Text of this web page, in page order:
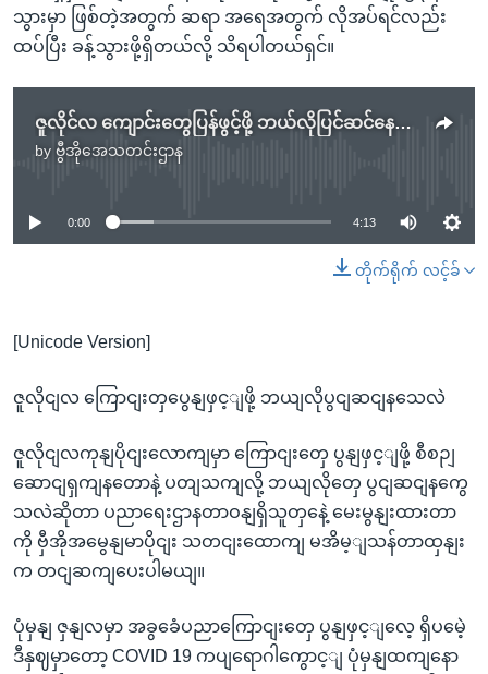
သွားမှာ ဖြစ်တဲ့အတွက် ဆရာ အရေအတွက် လိုအပ်ရင်လည်း
ထပ်ပြီး ခန့်သွားဖို့ရှိတယ်လို့ သိရပါတယ်ရှင်။
ဇူလိုင်လ ကျောင်းတွေပြန်ဖွင့်ဖို့ ဘယ်လိုပြင်ဆင်နေသလဲ
by ဗွီအိုအေသတင်းဌာန
No media source currently available
0:00 4:13
တိုက်ရိုက် လင့်ခ်
[Unicode Version]
ဇူလိုငျလ ကြောငျးတှပွေနျဖှင့ျဖို့ ဘယျလိုပွငျဆငျနသေလဲ
ဇူလိုငျလကုနျပိုငျးလောကျမှာ ကြောငျးတှေ ပွနျဖှင့ျဖို့ စီစဉျ
ဆောငျရှကျနတောနဲ့ ပတျသကျလို့ ဘယျလိုတှေ ပွငျဆငျနကွေ
သလဲဆိုတာ ပညာရေးဌာနတာဝနျရှိသူတှနေဲ့ မေးမွနျးထားတာ
ကို ဗှီအိုအမွေနျမာပိုငျး သတငျးထောကျ မအိမ့ျသန်တာထှနျး
က တငျဆကျပေးပါမယျ။
ပုံမှနျ ဇှနျလမှာ အခွခေံပညာကြောငျးတှေ ပွနျဖှင့ျလေ့ ရှိပမေဲ့
ဒီနှဈမှာတော့ COVID 19 ကပျရောဂါကွောင့ျ ပုံမှနျထကျနော